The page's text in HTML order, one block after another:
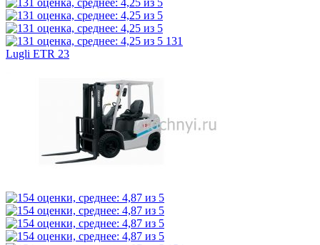
131
Lugli ETR 23